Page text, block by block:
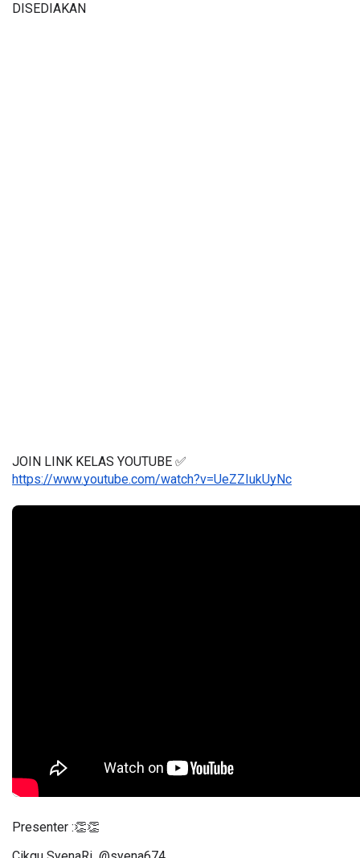
DISEDIAKAN
JOIN LINK KELAS YOUTUBE ✅
https://www.youtube.com/watch?v=UeZZIukUyNc
Presenter :👏👏